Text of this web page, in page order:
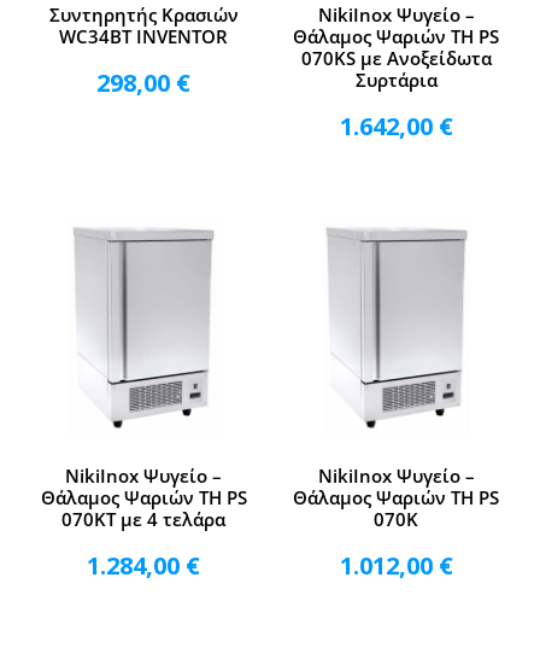
Συντηρητής Κρασιών
WC34BT INVENTOR
298,00 €
NikiInox Ψυγείο –
Θάλαμος Ψαριών TH PS
070KS με Ανοξείδωτα
Συρτάρια
1.642,00 €
NikiInox Ψυγείο –
Θάλαμος Ψαριών TH PS
070KT με 4 τελάρα
1.284,00 €
NikiInox Ψυγείο –
Θάλαμος Ψαριών TH PS
070K
1.012,00 €